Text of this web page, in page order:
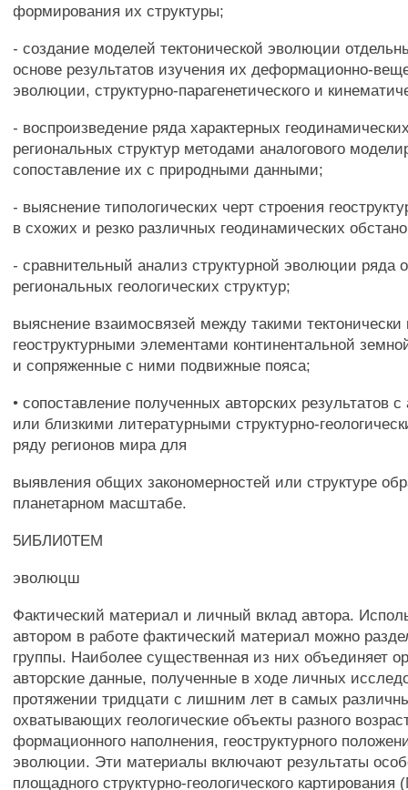
формирования их структуры;
- создание моделей тектонической эволюции
основе результатов изучения их деформационно-
эволюции, структурно-парагенетического и
- воспроизведение ряда характерных
региональных структур методами аналогового
сопоставление их с природными данными;
- выяснение типологических черт строения
в схожих и резко различных геодинамических
- сравнительный анализ структурной эволюции ряда
региональных геологических структур;
выяснение взаимосвязей между такими тектонически
геоструктурными элементами континентальной
и сопряженные с ними подвижные пояса;
• сопоставление полученных авторских результатов
или близкими литературными структурно-
ряду регионов мира для
выявления общих закономерностей или структуре
планетарном масштабе.
5ИБЛИ0ТЕМ
эволюцш
Фактический материал и личный вклад автора.
автором в работе фактический материал можно
группы. Наиболее существенная из них объединяет
авторские данные, полученные в ходе личных
протяжении тридцати с лишним лет в самых
охватывающих геологические объекты разного
формационного наполнения, геоструктурного
эволюции. Эти материалы включают результаты
площадного структурно-геологического